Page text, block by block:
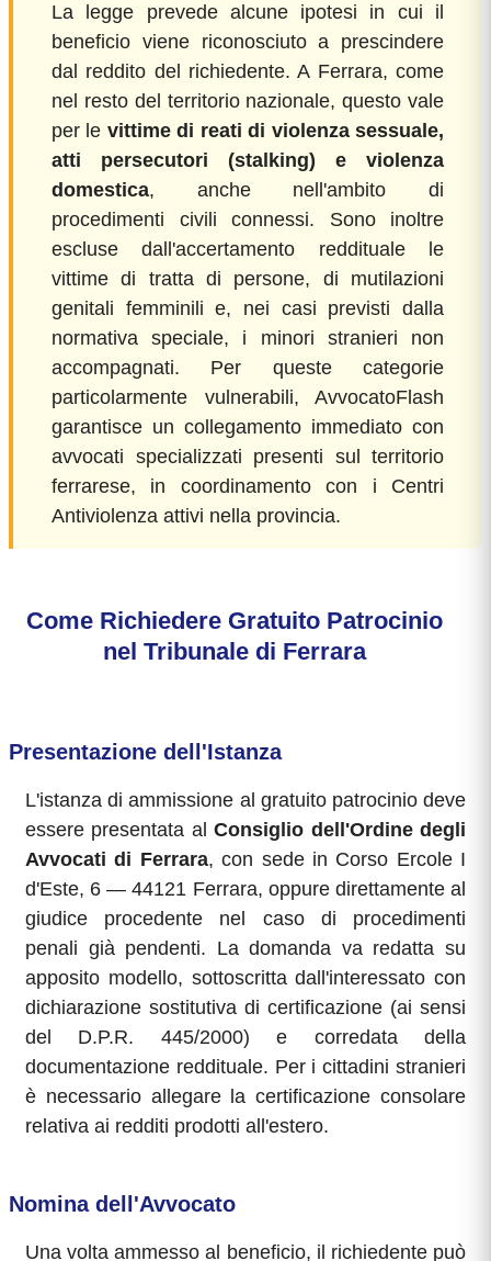
La legge prevede alcune ipotesi in cui il
beneficio viene riconosciuto a prescindere
dal reddito del richiedente. A Ferrara, come
nel resto del territorio nazionale, questo vale
per le vittime di reati di violenza sessuale,
atti persecutori (stalking) e violenza
domestica, anche nell'ambito di
procedimenti civili connessi. Sono inoltre
escluse dall'accertamento reddituale le
vittime di tratta di persone, di mutilazioni
genitali femminili e, nei casi previsti dalla
normativa speciale, i minori stranieri non
accompagnati. Per queste categorie
particolarmente vulnerabili, AvvocatoFlash
garantisce un collegamento immediato con
avvocati specializzati presenti sul territorio
ferrarese, in coordinamento con i Centri
Antiviolenza attivi nella provincia.
Come Richiedere Gratuito Patrocinio
nel Tribunale di Ferrara
Presentazione dell'Istanza
L'istanza di ammissione al gratuito patrocinio deve
essere presentata alConsiglio dell'Ordine degli
Avvocati di Ferrara, con sede in Corso Ercole I
d'Este, 6 — 44121 Ferrara, oppure direttamente al
giudice procedente nel caso di procedimenti
penali già pendenti. La domanda va redatta su
apposito modello, sottoscritta dall'interessato con
dichiarazione sostitutiva di certificazione (ai sensi
del D.P.R. 445/2000) e corredata della
documentazione reddituale. Per i cittadini stranieri
è necessario allegare la certificazione consolare
relativa ai redditi prodotti all'estero.
Nomina dell'Avvocato
Una volta ammesso al beneficio, il richiedente può